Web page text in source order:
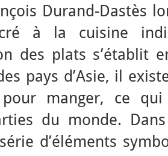
Durand-Dastès
à la cuisine
des plats s’établit
pays d’Asie, il
manger, ce
du monde.
d’éléments